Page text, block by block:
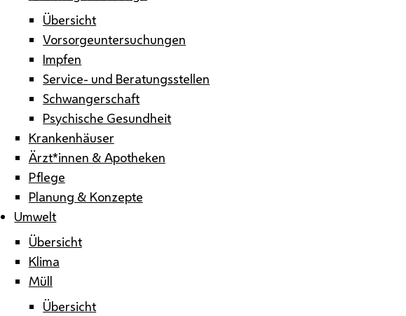
Übersicht
Vorsorgeuntersuchungen
Impfen
Service- und Beratungsstellen
Schwangerschaft
Psychische Gesundheit
Krankenhäuser
Ärzt*innen & Apotheken
Pflege
Planung & Konzepte
Umwelt
Übersicht
Klima
Müll
Übersicht